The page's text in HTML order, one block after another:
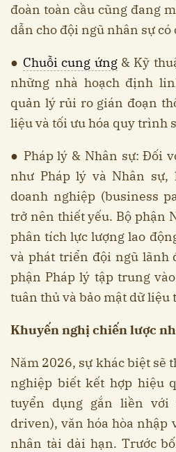
đoàn toàn cầu cũng đang
dẫn cho đội ngũ nhân sự có
● Chuỗi cung ứng& Kỹ
những nhà hoạch định
quản lý rủi ro gián đoạn
liệu và tối ưu hóa quy trình
● Pháp lý & Nhân sự: Đối
như Pháp lý và Nhân
doanh nghiệp (business
trở nên thiết yếu. Bộ phận
phân tích lực lượng lao
và phát triển đội ngũ lãnh
phận Pháp lý tập trung
tuân thủ và bảo mật dữ liệu
Khuyến nghị chiến lược
Năm 2026, sự khác biệt sẽ
nghiệp biết kết hợp hiệu
tuyển dụng gắn liền với
driven), văn hóa hòa nhập
nhân tài dài hạn. Trước